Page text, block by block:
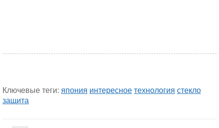
Ключевые теги: япония интересное технология стекло
защита